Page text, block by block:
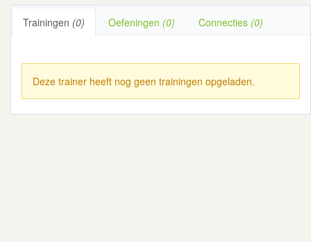
Trainingen (0) Oefeningen (0) Connecties (0)
Deze trainer heeft nog geen trainingen opgeladen.